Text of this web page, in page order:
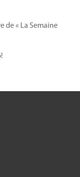
de « La Semaine